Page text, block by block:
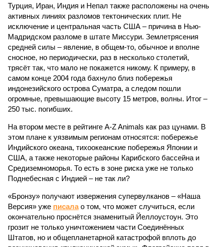
Турция, Иран, Индия и Непал также расположены на очень
активных линиях разломов тектонических плит. Не
исключение и центральная часть США – причина в Нью-
Мадридском разломе в штате Миссури. Землетрясения
средней силы – явление, в общем-то, обычное и вполне
сносное, но периодически, раз в несколько столетий,
трясёт так, что мало не покажется никому. К примеру, в
самом конце 2004 года бахнуло близ побережья
индонезийского острова Суматра, а следом пошли
огромные, превышающие высоту 15 метров, волны. Итог –
250 тыс. погибших.
На втором месте в рейтинге A-Z Animals как раз цунами. В
этом плане к уязвимым регионам относятся: побережье
Индийского океана, тихо­океанские побережья Японии и
США, а также некоторые районы Карибского бассейна и
Средиземноморья. То есть в зоне риска уже не только
Поднебесная с Индией – не так ли?
«Бронзу» получают извержения супервулканов – «Наша
Версия» уже писалао том, что может случиться, если
окончательно проснётся знаменитый Йеллоустоун. Это
грозит не только уничтожением части Соединённых
Штатов, но и общепланетарной катастрофой вплоть до